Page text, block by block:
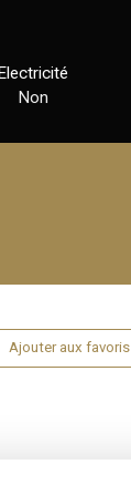
Non
Ajouter aux favoris